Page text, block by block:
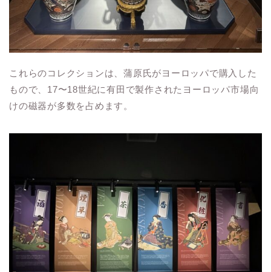
これらのコレクションは、蒲原氏がヨーロッパで購入した
もので、17〜18世紀に有田で製作されたヨーロッパ市場向
けの磁器が多数を占めます。